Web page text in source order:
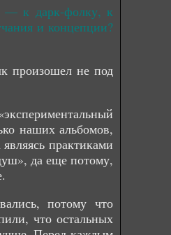
— к дарк-фолку, к
и концепции?
произошел не под
наших альбомов,
практиками
да еще потому,
потому что
что остальных